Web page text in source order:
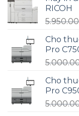
RICOH
Cho
Pro
Cho
Pro